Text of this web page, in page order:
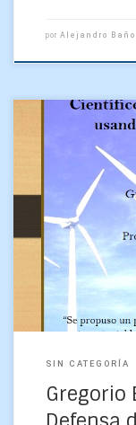
por Alejandro Baño
La actividad se
14:00 horas, en
de Ciencias
SIN CATEGORÍA
Gregorio